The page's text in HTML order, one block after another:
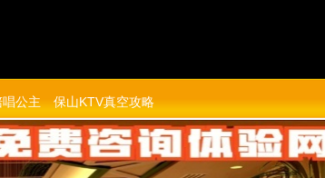
公主 保山KTV真空攻略